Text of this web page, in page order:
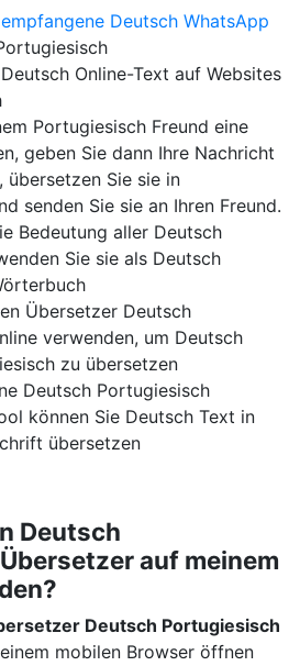
Deutsch WhatsApp
Online-Text auf Websites
Portugiesisch Freund eine
geben Sie dann Ihre Nachricht
übersetzen Sie sie in
senden Sie sie an Ihren Freund.
Bedeutung aller Deutsch
Sie sie als Deutsch
Übersetzer Deutsch
verwenden, um Deutsch
zu übersetzen
Deutsch Portugiesisch
können Sie Deutsch Text in
übersetzen
Deutsch
auf meinem
Deutsch Portugiesisch
mobilen Browser öffnen